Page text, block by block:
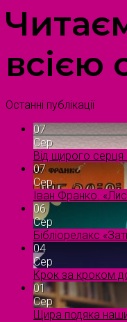
всією
Останні публікації
07
Сер
Від щирого
07
Сер
Іван Франко.
06
Сер
Бібліорелакс
04
Сер
Крок за кроком
01
Сер
Щира подяка